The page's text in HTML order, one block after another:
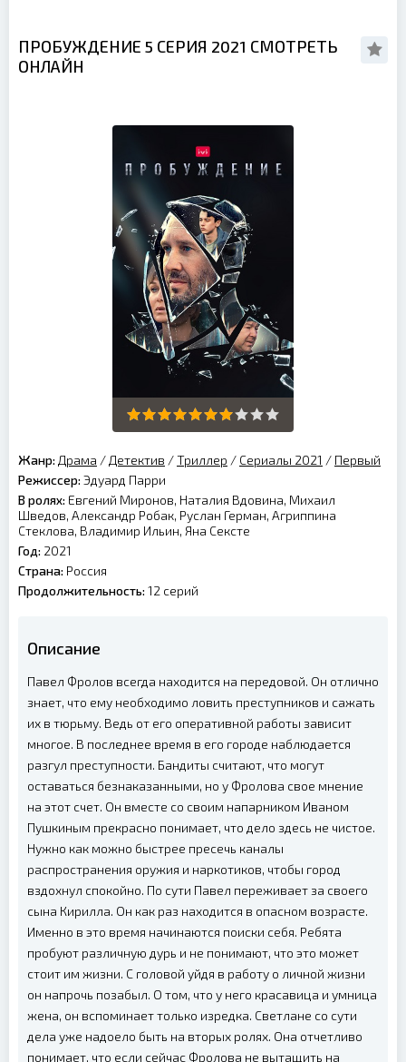
ПРОБУЖДЕНИЕ 5 СЕРИЯ 2021 СМОТРЕТЬ
ОНЛАЙН
Жанр: Драма / Детектив /Триллер / Сериалы 2021 / Первый
Режиссер: Эдуард Парри
В ролях: Евгений Миронов, Наталия Вдовина, Михаил
Шведов, Александр Робак, Руслан Герман, Агриппина
Стеклова, Владимир Ильин, Яна Сексте
Год: 2021
Страна: Россия
Продолжительность: 12 серий
Описание
Павел Фролов всегда находится на передовой. Он отлично
знает, что ему необходимо ловить преступников и сажать
их в тюрьму. Ведь от его оперативной работы зависит
многое. В последнее время в его городе наблюдается
разгул преступности. Бандиты считают, что могут
оставаться безнаказанными, но у Фролова свое мнение
на этот счет. Он вместе со своим напарником Иваном
Пушкиным прекрасно понимает, что дело здесь не чистое.
Нужно как можно быстрее пресечь каналы
распространения оружия и наркотиков, чтобы город
вздохнул спокойно. По сути Павел переживает за своего
сына Кирилла. Он как раз находится в опасном возрасте.
Именно в это время начинаются поиски себя. Ребята
пробуют различную дурь и не понимают, что это может
стоит им жизни. С головой уйдя в работу о личной жизни
он напрочь позабыл. О том, что у него красавица и умница
жена, он вспоминает только изредка. Светлане со сути
дела уже надоело быть на вторых ролях. Она отчетливо
понимает, что если сейчас Фролова не вытащить на